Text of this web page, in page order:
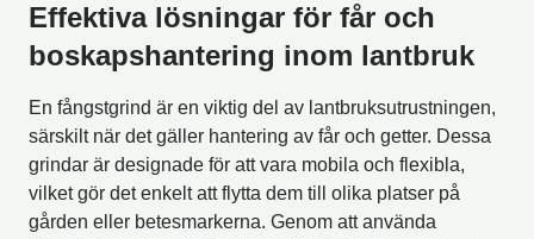
Effektiva lösningar för får och
boskapshantering inom lantbruk
En fångstgrind är en viktig del av lantbruksutrustningen,
särskilt när det gäller hantering av får och getter. Dessa
grindar är designade för att vara mobila och flexibla,
vilket gör det enkelt att flytta dem till olika platser på
gården eller betesmarkerna. Genom att använda